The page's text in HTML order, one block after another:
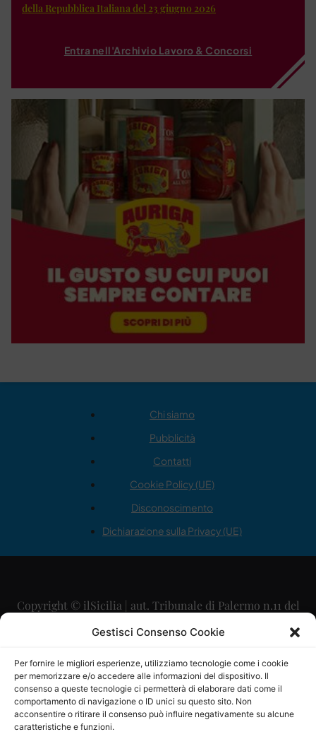
Gestisci Consenso Cookie
Per fornire le migliori esperienze, utilizziamo tecnologie come i cookie
per memorizzare e/o accedere alle informazioni del dispositivo. Il
consenso a queste tecnologie ci permetterà di elaborare dati come il
comportamento di navigazione o ID unici su questo sito. Non
acconsentire o ritirare il consenso può influire negativamente su alcune
caratteristiche e funzioni.
della Repubblica Italiana del 23 giugno 2026
Entra nell'Archivio Lavoro & Concorsi
Chi siamo
Pubblicità
Contatti
Cookie Policy (UE)
Disconoscimento
Dichiarazione sulla Privacy (UE)
Copyright © ilSicilia | aut. Tribunale di Palermo n.11 del
29/09/2015
Direttore Editoriale: Maurizio Scaglione
Direttore Responsabile: Maria Calabrese